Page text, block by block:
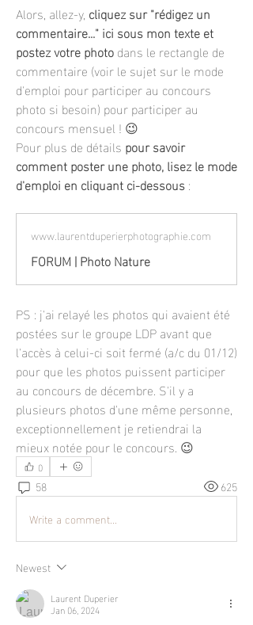
Alors, allez-y, cliquez sur "rédigez un
commentaire..." ici sous mon texte et
postez votre photo dans le rectangle de
commentaire (voir le sujet sur le mode
d'emploi pour participer au concours
photo si besoin) pour participer au
concours mensuel ! 😉
Pour plus de détails pour savoir
comment poster une photo, lisez le mode
d'emploi en cliquant ci-dessous :
www.laurentduperierphotographie.com
FORUM | Photo Nature
PS : j'ai relayé les photos qui avaient été
postées sur le groupe LDP avant que
l'accès à celui-ci soit fermé (a/c du 01/12)
pour que les photos puissent participer
au concours de décembre. S'il y a
plusieurs photos d'une même personne,
exceptionnellement je retiendrai la
mieux notée pour le concours. 😉
0
58
625
Write a comment...
Newest
Laurent Duperier
Jan 06, 2024